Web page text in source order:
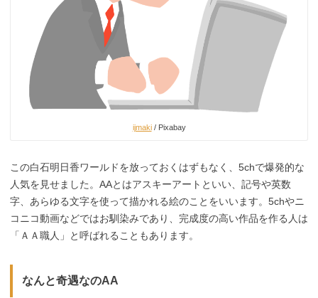
ijmaki/ Pixabay
この白石明日香ワールドを放っておくはずもなく、5chで爆発的な
人気を見せました。AAとはアスキーアートといい、記号や英数
字、あらゆる文字を使って描かれる絵のことをいいます。5chやニ
コニコ動画などではお馴染みであり、完成度の高い作品を作る人は
「ＡＡ職人」と呼ばれることもあります。
なんと奇遇なのAA